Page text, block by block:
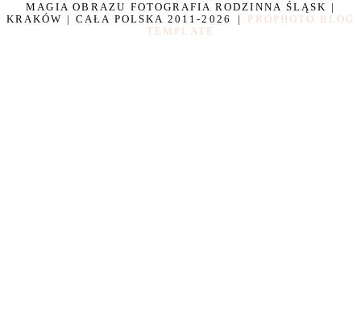
MAGIA OBRAZU FOTOGRAFIA RODZINNA ŚLĄSK |
KRAKÓW | CAŁA POLSKA 2011-2026
|
PROPHOTO BLOG
TEMPLATE